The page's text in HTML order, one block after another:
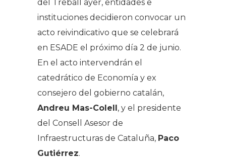
del Treball ayer, entidades e
instituciones decidieron convocar un
acto reivindicativo que se celebrará
en ESADE el próximo día 2 de junio.
En el acto intervendrán el
catedrático de Economía y ex
consejero del gobierno catalán,
Andreu Mas-Colell, y el presidente
del Consell Asesor de
Infraestructuras de Cataluña, Paco
Gutiérrez.